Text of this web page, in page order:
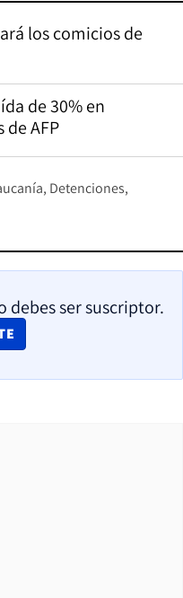
los comicios de
de 30% en
AFP
Detenciones
debes ser suscriptor.
WINDOW